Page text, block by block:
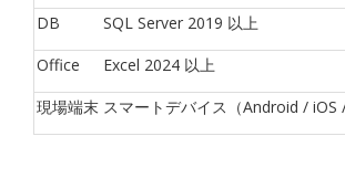
DB
SQL Server 2019 以上
Office
Excel 2024 以上
現場端末 スマートデバイス（Android / iOS